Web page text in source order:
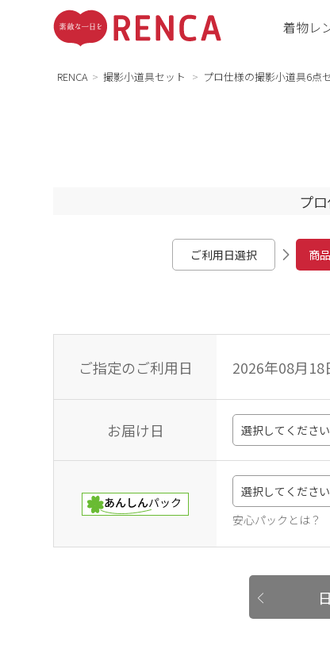
着物レ
RENCA 撮影小道具セット プロ仕様の撮影小道具6点
プ
ご利用日選択 商
ご指定のご利用日 2026年08月18
お届け日
安心パックとは？